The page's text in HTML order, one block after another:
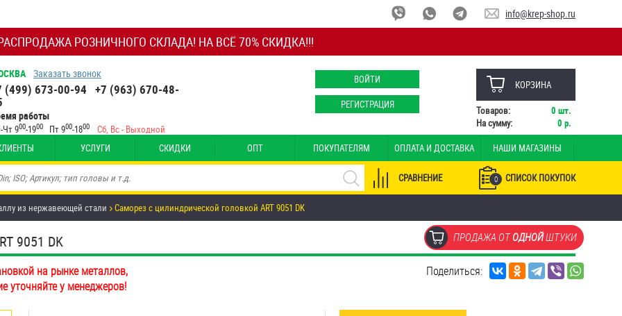
РОЗНИЧНОГО СКЛАДА! НА ВСЁ 70% СКИДКА!!!
info@krep-shop.ru
Заказать звонок
(499) 673-00-94 +7 (963) 670-48-
работы
Чт 900-1900 Пт 900-1800 Сб, Вс - Выходной
ВОЙТИ
РЕГИСТРАЦИЯ
КОРЗИНА
Товаров: 0 шт.
На сумму:
0 р.
УСЛУГИ СКИДКИ ОПТ ПОКУПАТЕЛЯМ ОПЛАТА И ДОСТАВКА НАШИ МАГАЗИНЫ
0 СПИСОК ПОКУПОК
СРАВНЕНИЕ
из нержавеющей стали Саморез с цилиндрической головкой ART 9051 DK
9051 DK ПРОДАЖА ОТОДНОЙШТУКИ
на рынке металлов,
уточняйте у менеджеров!
Поделиться: